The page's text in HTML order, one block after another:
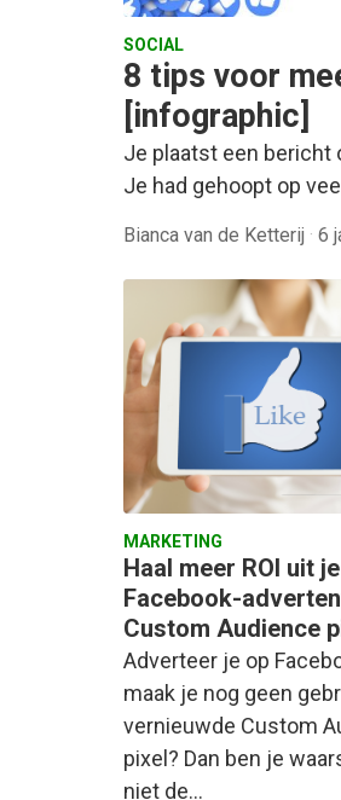
SOCIAL
8 tips voor
[infographic]
Je plaatst een bericht
Je had gehoopt op
Bianca van de Ketterij · 6
MARKETING
Haal meer ROI uit je
Facebook-
Custom Audience
Adverteer je op
maak je nog geen
vernieuwde Custom
pixel? Dan ben je
niet de…